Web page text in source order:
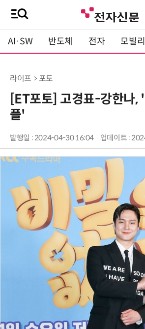
AI·SW 반도체 전자 모빌리
라이프 > 포토
[ET포토] 고경표-강한나,
플'
발행일 : 2024-04-30 16:04 업데이트 :